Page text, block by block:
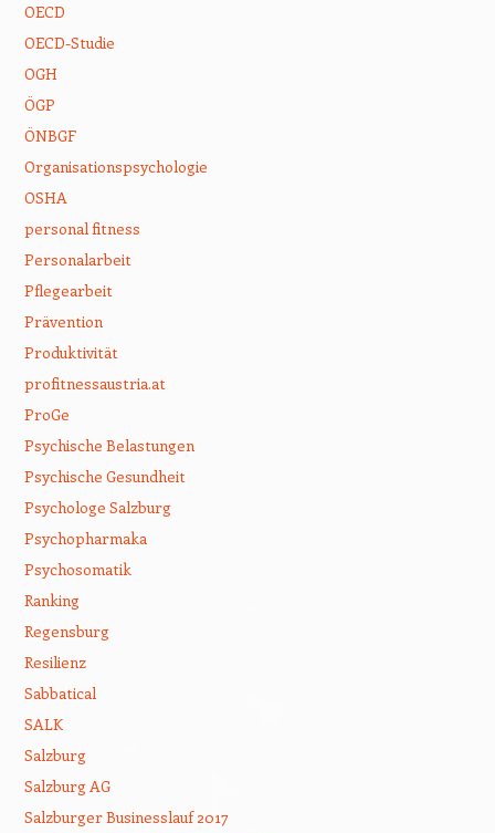
OECD
OECD-Studie
OGH
ÖGP
ÖNBGF
Organisationspsychologie
OSHA
personal fitness
Personalarbeit
Pflegearbeit
Prävention
Produktivität
profitnessaustria.at
ProGe
Psychische Belastungen
Psychische Gesundheit
Psychologe Salzburg
Psychopharmaka
Psychosomatik
Ranking
Regensburg
Resilienz
Sabbatical
SALK
Salzburg
Salzburg AG
Salzburger Businesslauf 2017